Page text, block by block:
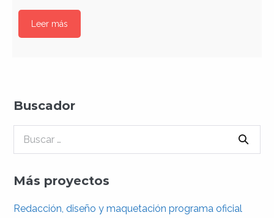
Leer más
Buscador
Buscar:
Más proyectos
Redacción, diseño y maquetación programa oficial